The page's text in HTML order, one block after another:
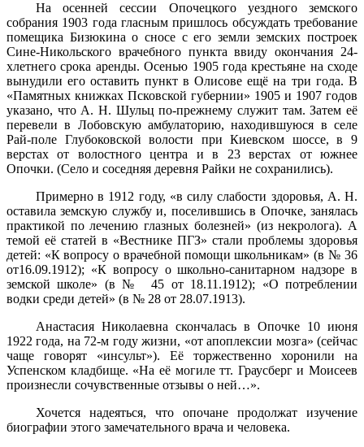
На осенней сессии Опочецкого уездного земского
собрания 1903 года гласным пришлось обсуждать требование
помещика Бизюкина о сносе с его земли земских построек
Сине-Никольского врачебного пункта ввиду окончания 24-
хлетнего срока аренды. Осенью 1905 года крестьяне на сходе
вынудили его оставить пункт в Олисове ещё на три года. В
«Памятных книжках Псковской губернии» 1905 и 1907 годов
указано, что А. Н. Шульц по-прежнему служит там. Затем её
перевели в Лобовскую амбулаторию, находившуюся в селе
Рай-поле Глубоковской волости при Киевском шоссе, в 9
верстах от волостного центра и в 23 верстах от южнее
Опочки. (Село и соседняя деревня Райки не сохранились).
Примерно в 1912 году, «в силу слабости здоровья, А. Н.
оставила земскую службу и, поселившись в Опочке, занялась
практикой по лечению глазных болезней» (из некролога). А
темой её статей в «Вестнике ПГЗ» стали проблемы здоровья
детей: «К вопросу о врачебной помощи школьникам» (в № 36
от16.09.1912); «К вопросу о школьно-санитарном надзоре в
земской школе» (в № 45 от 18.11.1912); «О потреблении
водки среди детей» (в № 28 от 28.07.1913).
Анастасия Николаевна скончалась в Опочке 10 июня
1922 года, на 72-м году жизни, «от апоплексии мозга» (сейчас
чаще говорят «инсульт»). Её торжественно хоронили на
Успенском кладбище. «На её могиле тт. Граусберг и Моисеев
произнесли сочувственные отзывы о ней…».
Хочется надеяться, что опочане продолжат изучение
биографии этого замечательного врача и человека.